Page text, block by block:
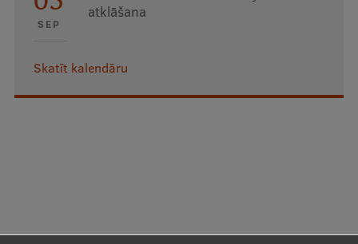
SEP
atklāšana
Skatīt kalendāru